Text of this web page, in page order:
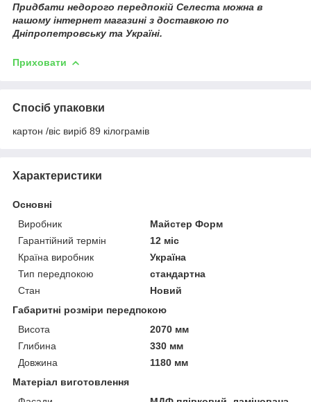
Придбати недорого передпокій Селеста можна в
нашому інтернет магазині з доставкою по
Дніпропетровську та Україні.
Приховати
Спосіб упаковки
картон /віс виріб 89 кілограмів
Характеристики
Основні
Виробник
Майстер Форм
Гарантійний термін
12 міс
Країна виробник
Україна
Тип передпокою
стандартна
Стан
Новий
Габаритні розміри передпокою
Висота
2070 мм
Глибина
330 мм
Довжина
1180 мм
Матеріал виготовлення